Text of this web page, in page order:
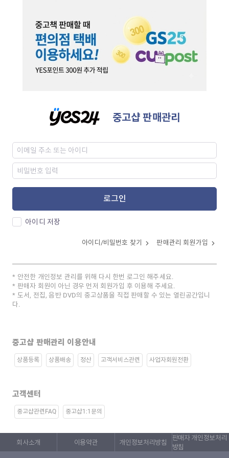
중고샵 판매관리
로그인
아이디 저장
아이디/비밀번호 찾기 판매관리 회원가입
안전한 개인정보 관리를 위해 다시 한번 로그인 해주세요.
판매자 회원이 아닌 경우 먼저 회원가입 후 이용해 주세요.
도서, 전집, 음반 DVD의 중고상품을 직접 판매할 수 있는 열린공간입니
다.
중고샵 판매관리 이용안내
상품등록 상품배송 정산 고객서비스관련 사업자회원전환
고객센터
중고샵관련FAQ 중고샵1:1문의
회사소개 이용약관 개인정보처리방침
판매자 개인정보처리
방침